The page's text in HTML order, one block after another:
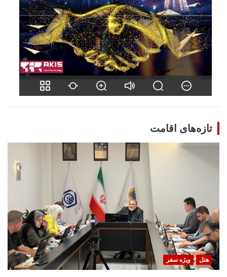
تازه‌های اقامت
هتل ویژه سفر